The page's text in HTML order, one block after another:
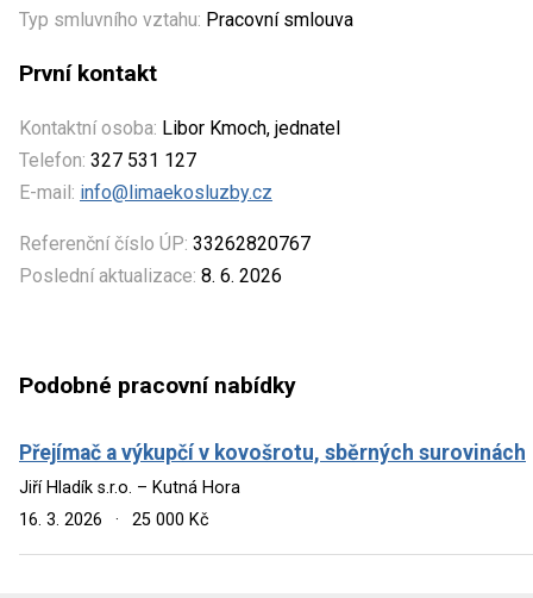
Typ smluvního vztahu: Pracovní smlouva
První kontakt
Kontaktní osoba: Libor Kmoch, jednatel
Telefon: 327 531 127
E-mail: info@limaekosluzby.cz
Referenční číslo ÚP: 33262820767
Poslední aktualizace: 8. 6. 2026
Podobné pracovní nabídky
Přejímač a výkupčí v kovošrotu, sběrných surovinách
Jiří Hladík s.r.o. – Kutná Hora
16. 3. 2026
· 25 000 Kč